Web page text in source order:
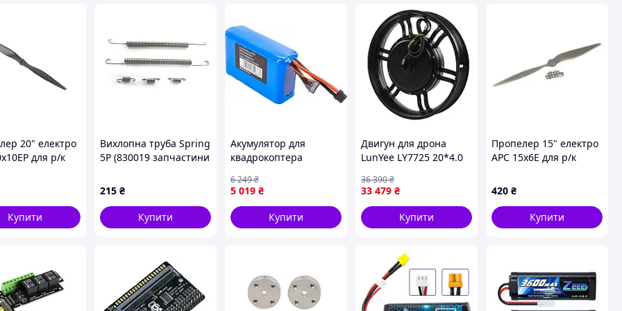
пошуку.
польоту під час роботи.
кнопки.
польоту.
20" електро
для р/к
Купити
Вихлопна труба Spring
5P (830019 запчастини
моделей Himoto)
215 ₴
Купити
Акумулятор для
квадрокоптера
10000mAh (AA620333)
5 019 ₴
6 249₴
Купити
Двигун для дрона
LunYee LY7725 20*4.0
Доступний
33 479 ₴
36 390₴
Купити
Пропелер 15" електро
APC 15x6E для р/к
420 ₴
Купити